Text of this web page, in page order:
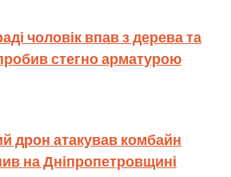
чоловік впав з дерева та
стегно арматурою
дрон атакував комбайн
на Дніпропетровщині